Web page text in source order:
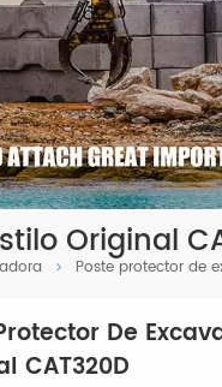
Original
Poste protector de
De
CAT320D